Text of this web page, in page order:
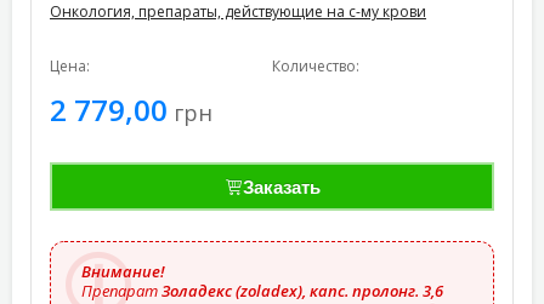
Онкология, препараты, действующие на с-му крови
Цена:
2 779,00 грн
Количество:
Заказать
Внимание!
ПрепаратЗоладекс (zoladex), капс. пролонг. 3,6